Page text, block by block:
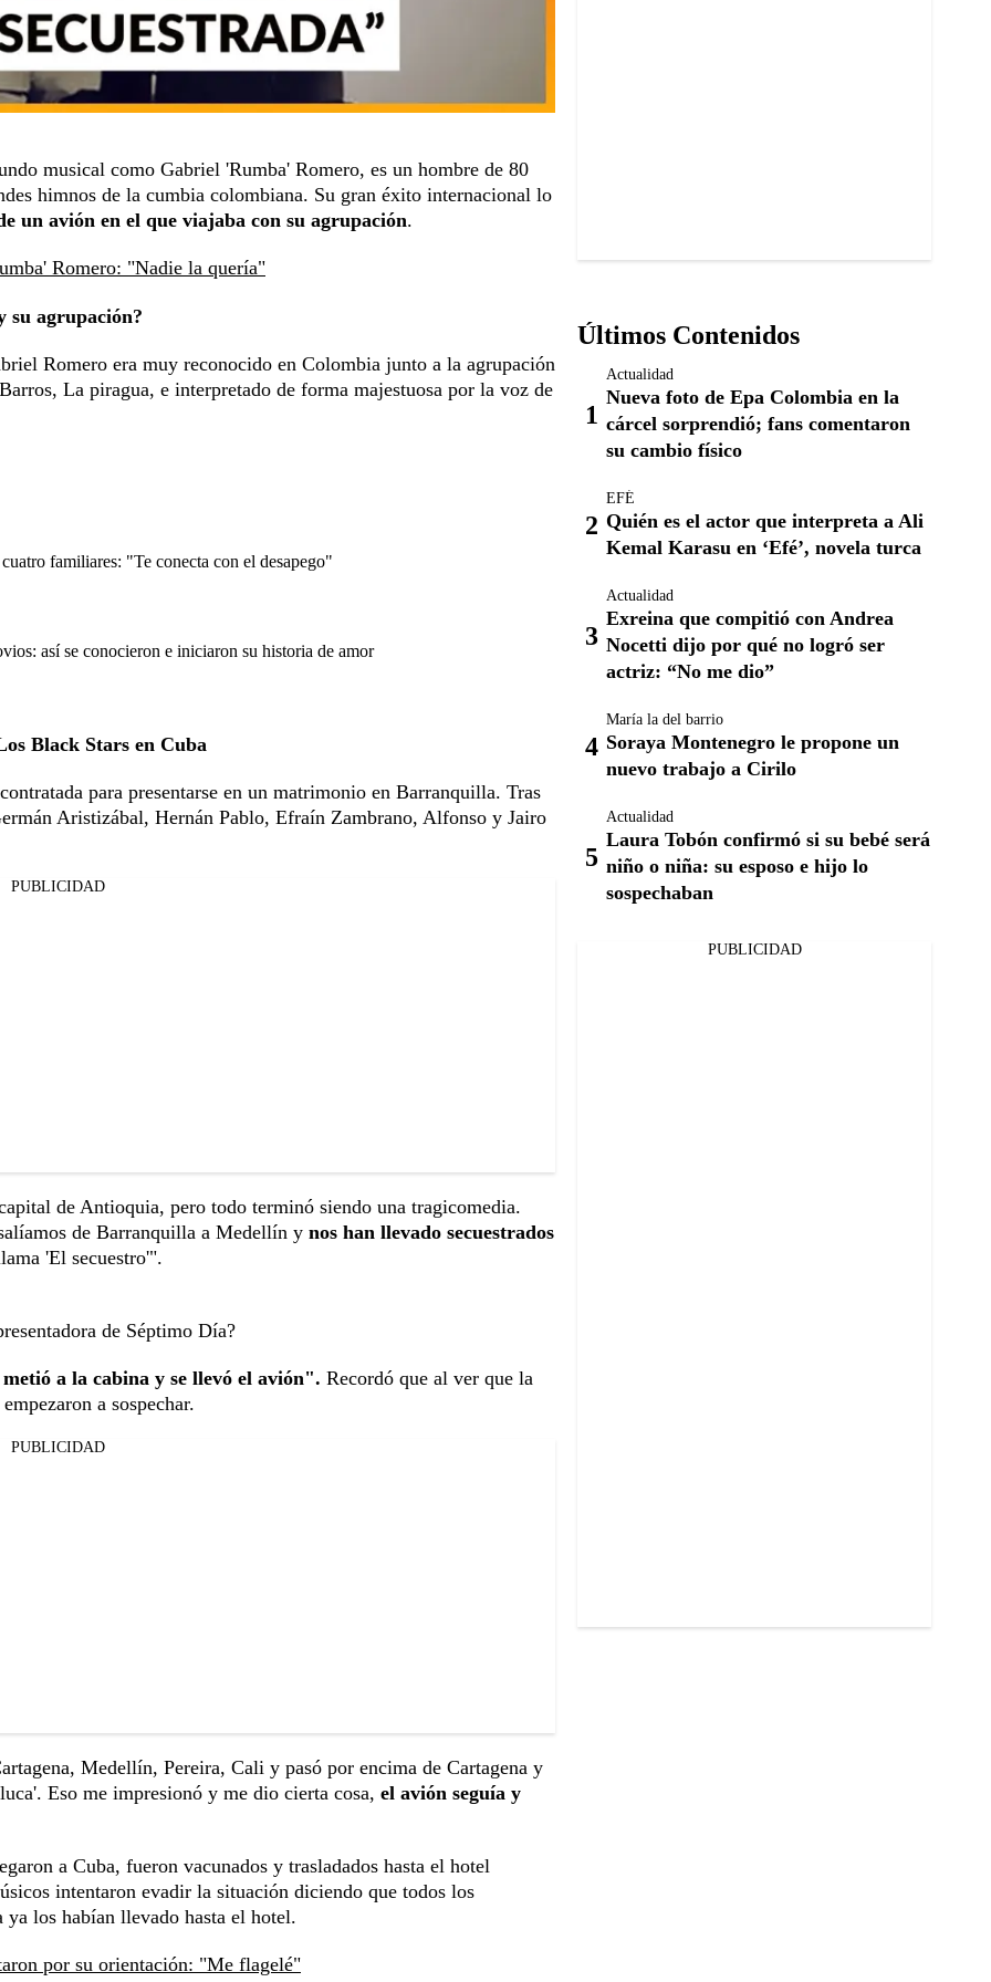
musical como Gabriel 'Rumba' Romero, es un hombre de 80
himnos de la cumbia colombiana. Su gran éxito internacional lo
un avión en el que viajaba con su agrupación.
Romero: "Nadie la quería"
su agrupación?
Romero era muy reconocido en Colombia junto a la agrupación
La piragua, e interpretado de forma majestuosa por la voz de
familiares: "Te conecta con el desapego"
así se conocieron e iniciaron su historia de amor
Black Stars en Cuba
para presentarse en un matrimonio en Barranquilla. Tras
Aristizábal, Hernán Pablo, Efraín Zambrano, Alfonso y Jairo
PUBLICIDAD
de Antioquia, pero todo terminó siendo una tragicomedia.
de Barranquilla a Medellín y nos han llevado secuestrados
'El secuestro'".
de Séptimo Día?
a la cabina y se llevó el avión". Recordó que al ver que la
a sospechar.
PUBLICIDAD
Medellín, Pereira, Cali y pasó por encima de Cartagena y
Eso me impresionó y me dio cierta cosa, el avión seguía y
a Cuba, fueron vacunados y trasladados hasta el hotel
intentaron evadir la situación diciendo que todos los
ya los habían llevado hasta el hotel.
por su orientación: "Me flagelé"
Últimos Contenidos
Actualidad
Nueva foto de Epa Colombia en la
cárcel sorprendió; fans comentaron
su cambio físico
EFÉ
Quién es el actor que interpreta a Ali
Kemal Karasu en ‘Efé’, novela turca
Actualidad
Exreina que compitió con Andrea
Nocetti dijo por qué no logró ser
actriz: “No me dio”
María la del barrio
Soraya Montenegro le propone un
nuevo trabajo a Cirilo
Actualidad
Laura Tobón confirmó si su bebé será
niño o niña: su esposo e hijo lo
sospechaban
PUBLICIDAD